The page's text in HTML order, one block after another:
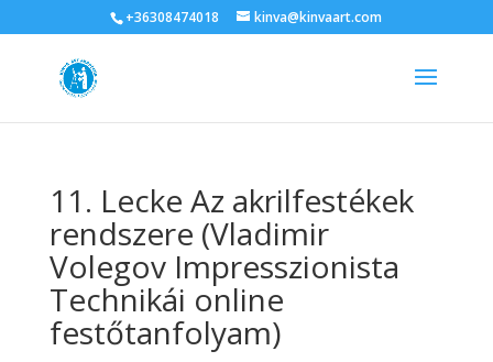
+36308474018 kinva@kinvaart.com
11. Lecke Az akrilfestékek
rendszere (Vladimir
Volegov Impresszionista
Technikái online
festőtanfolyam)